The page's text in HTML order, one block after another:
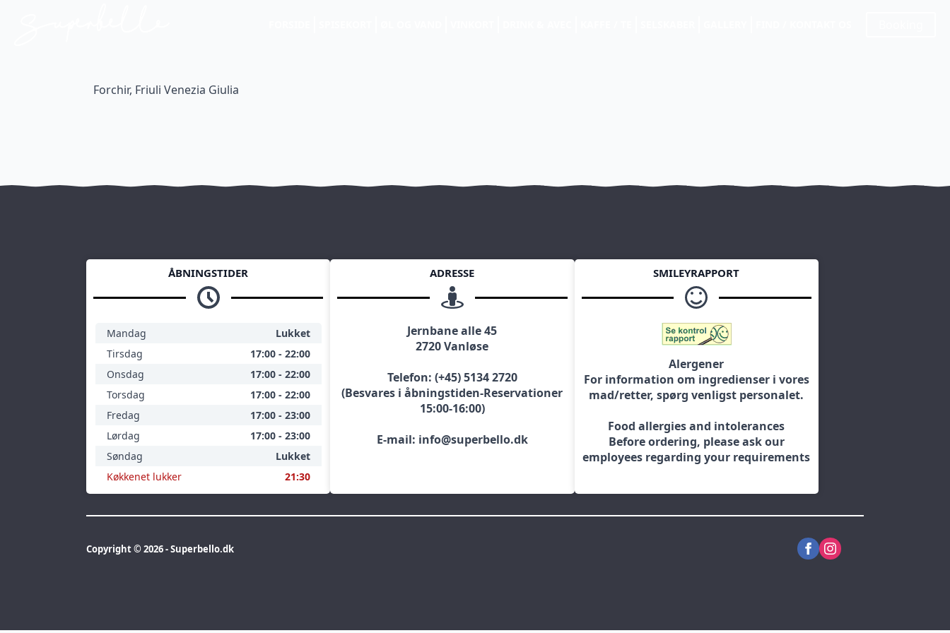
Forchir, Friuli Venezia Giulia
ÅBNINGSTIDER
Mandag
Lukket
Tirsdag
17:00 - 22:00
Onsdag
17:00 - 22:00
Torsdag
17:00 - 22:00
Fredag
17:00 - 23:00
Lørdag
17:00 - 23:00
Søndag
Lukket
Køkkenet lukker
21:30
ADRESSE
Jernbane alle 45
2720 Vanløse
Telefon: (+45) 5134 2720
(Besvares i åbningstiden-Reservationer
15:00-16:00)
E-mail: info@superbello.dk
SMILEYRAPPORT
Alergener
For information om ingredienser i vores
mad/retter, spørg venligst personalet.
Food allergies and intolerances
Before ordering, please ask our
employees regarding your requirements
Copyright © 2026 - Superbello.dk